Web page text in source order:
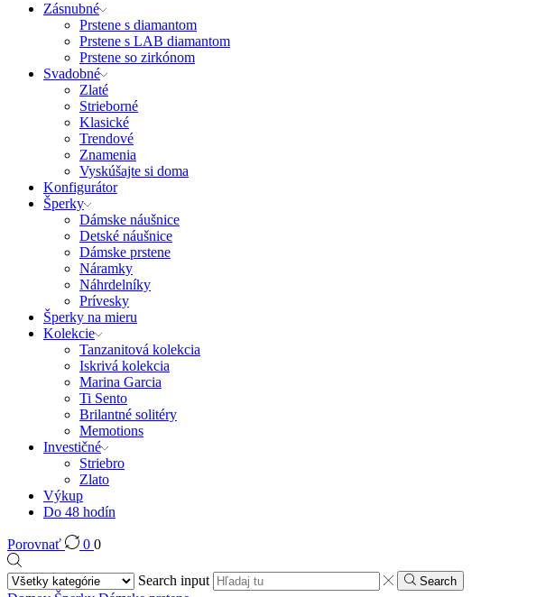
Zásnubné
Prstene s diamantom
Prstene s LAB diamantom
Prstene so zirkónom
Svadobné
Zlaté
Strieborné
Klasické
Trendové
Znamenia
Vyskúšajte si doma
Konfigurátor
Šperky
Dámske náušnice
Detské náušnice
Dámske prstene
Náramky
Náhrdelníky
Prívesky
Šperky na mieru
Kolekcie
Tanzanitová kolekcia
Iskrivá kolekcia
Marina Garcia
Ti Sento
Brilantné solitéry
Memotions
Investičné
Striebro
Zlato
Výkup
Do 48 hodín
Porovnať 0 0
Search input Search